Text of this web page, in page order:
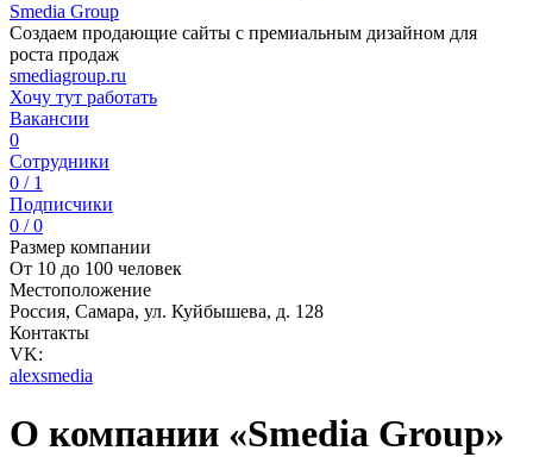
Smedia Group
Создаем продающие сайты с премиальным дизайном для
роста продаж
smediagroup.ru
Хочу тут работать
Вакансии
0
Сотрудники
0 / 1
Подписчики
0 / 0
Размер компании
От 10 до 100 человек
Местоположение
Россия, Самара, ул. Куйбышева, д. 128
Контакты
VK:
alexsmedia
О компании «Smedia Group»